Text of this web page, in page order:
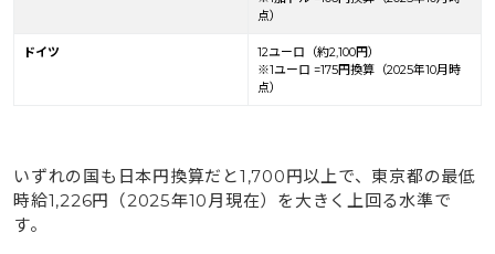
点）
ドイツ
12ユーロ（約2,100円）
※1ユーロ =175円換算（2025年10月時
点）
いずれの国も日本円換算だと1,700円以上で、東京都の最低
時給1,226円（2025年10月現在）を大きく上回る水準で
す。